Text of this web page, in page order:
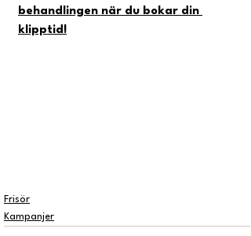
behandlingen när du bokar din
klipptid!
Frisör
Kampanjer